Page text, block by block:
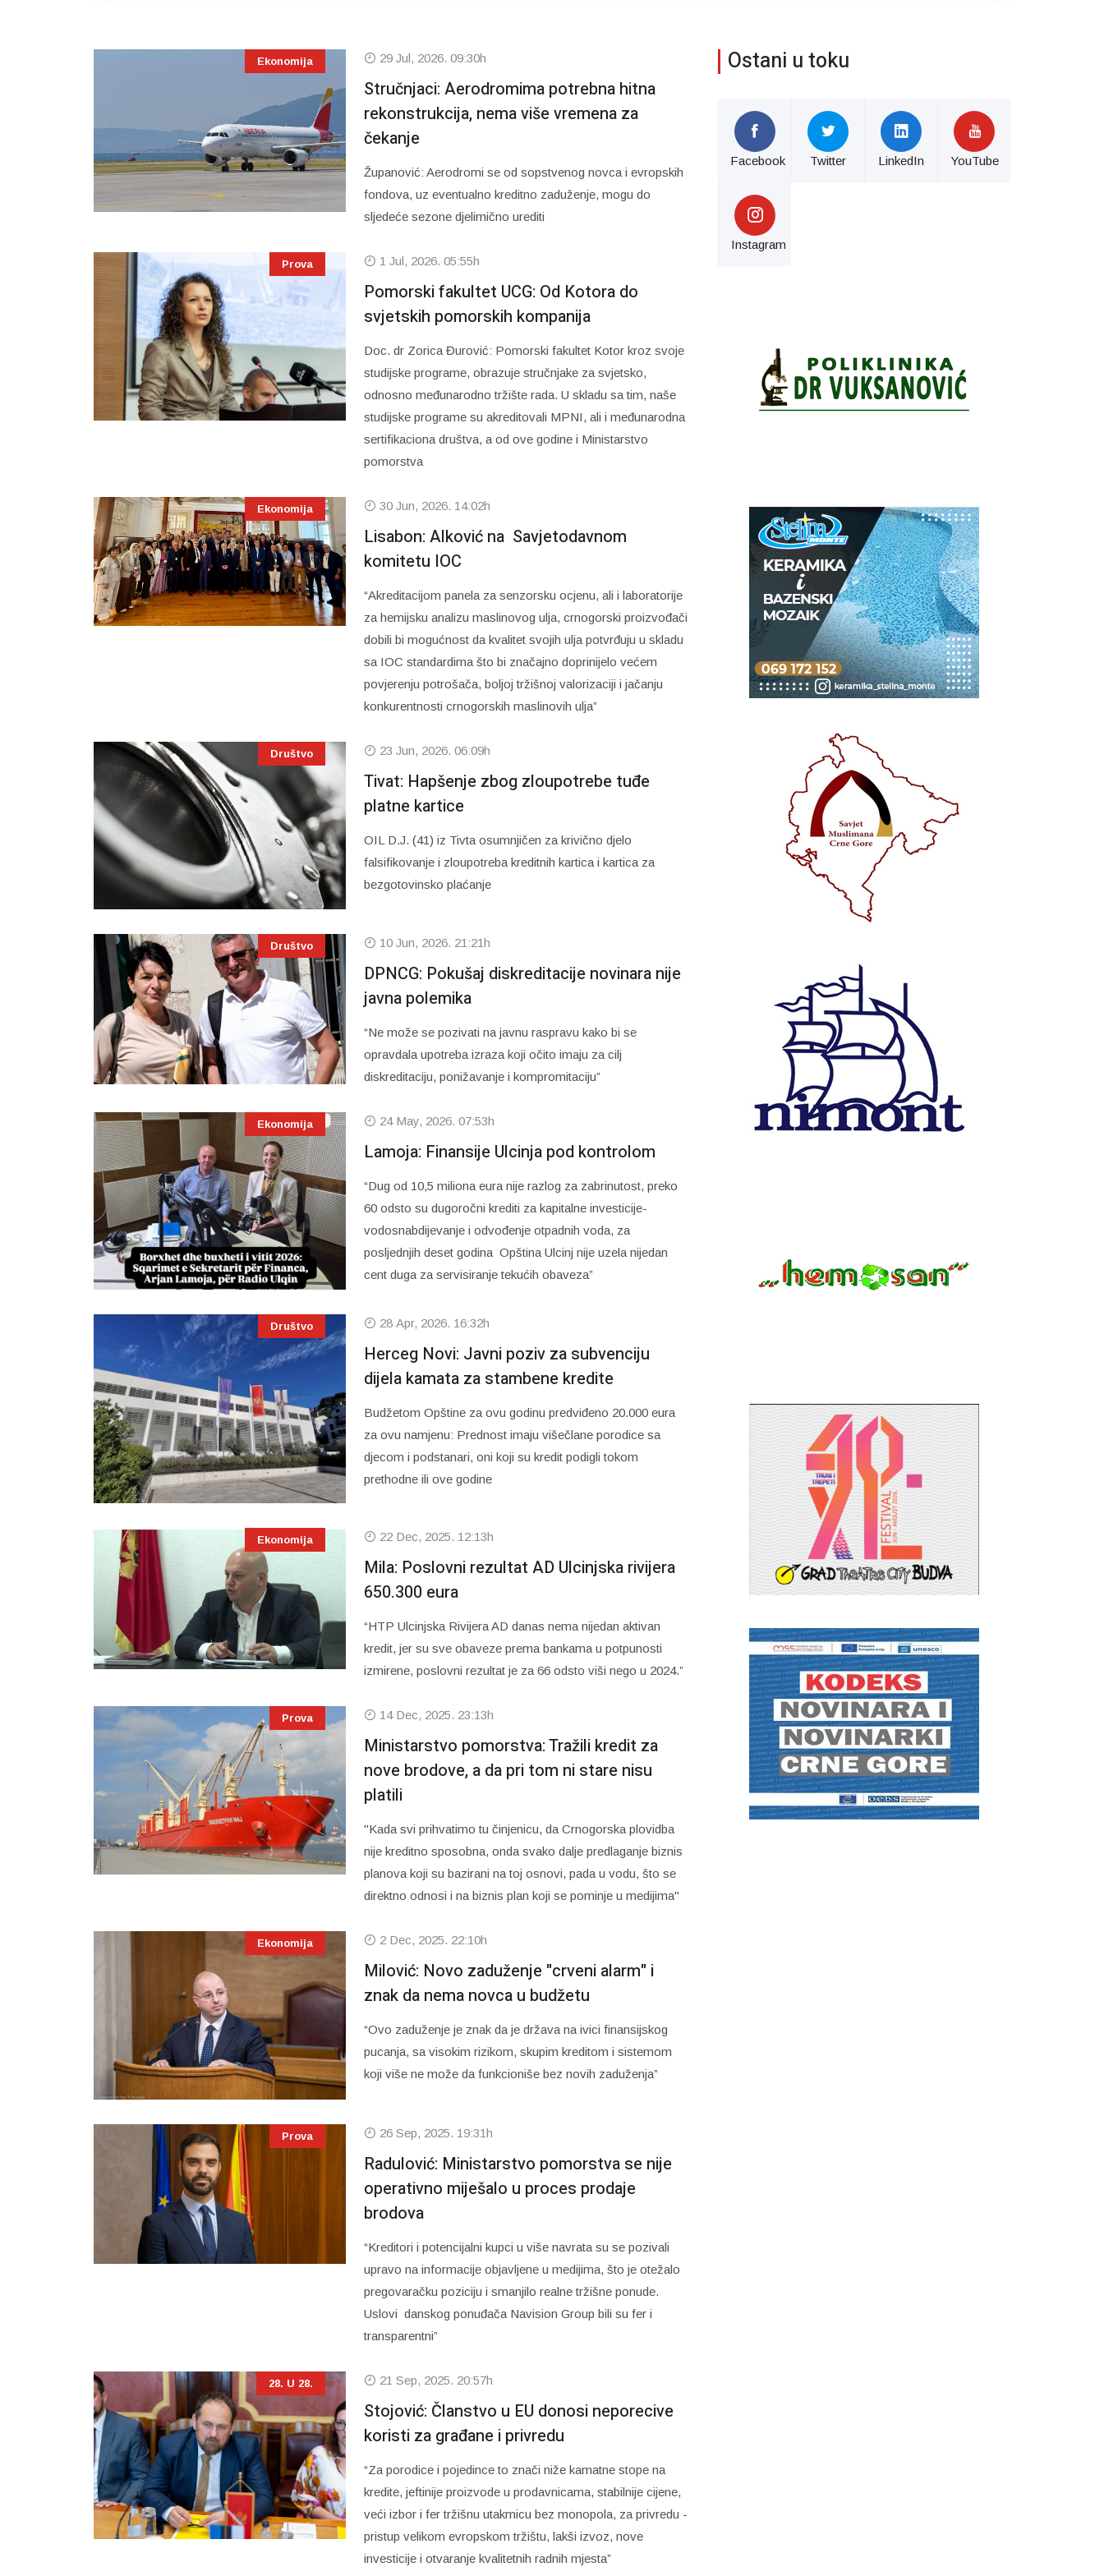
Ekonomija 29 Jul, 2026. 09:30h
Stručnjaci: Aerodromima potrebna hitna
rekonstrukcija, nema više vremena za
čekanje
Županović: Aerodromi se od sopstvenog novca i evropskih
fondova, uz eventualno kreditno zaduženje, mogu do
sljedeće sezone djelimično urediti
Prova 1 Jul, 2026. 05:55h
Pomorski fakultet UCG: Od Kotora do
svjetskih pomorskih kompanija
Doc. dr Zorica Đurović: Pomorski fakultet Kotor kroz svoje
studijske programe, obrazuje stručnjake za svjetsko,
odnosno međunarodno tržište rada. U skladu sa tim, naše
studijske programe su akreditovali MPNI, ali i međunarodna
sertifikaciona društva, a od ove godine i Ministarstvo
pomorstva
Ekonomija 30 Jun, 2026. 14:02h
Lisabon: Alković na Savjetodavnom
komitetu IOC
“Akreditacijom panela za senzorsku ocjenu, ali i laboratorije
za hemijsku analizu maslinovog ulja, crnogorski proizvođači
dobili bi mogućnost da kvalitet svojih ulja potvrđuju u skladu
sa IOC standardima što bi značajno doprinijelo većem
povjerenju potrošača, boljoj tržišnoj valorizaciji i jačanju
konkurentnosti crnogorskih maslinovih ulja”
Društvo 23 Jun, 2026. 06:09h
Tivat: Hapšenje zbog zloupotrebe tuđe
platne kartice
OIL D.J. (41) iz Tivta osumnjičen za krivično djelo
falsifikovanje i zloupotreba kreditnih kartica i kartica za
bezgotovinsko plaćanje
Društvo 10 Jun, 2026. 21:21h
DPNCG: Pokušaj diskreditacije novinara nije
javna polemika
“Ne može se pozivati na javnu raspravu kako bi se
opravdala upotreba izraza koji očito imaju za cilj
diskreditaciju, ponižavanje i kompromitaciju”
Ekonomija 24 May, 2026. 07:53h
Lamoja: Finansije Ulcinja pod kontrolom
“Dug od 10,5 miliona eura nije razlog za zabrinutost, preko
60 odsto su dugoročni krediti za kapitalne investicije-
vodosnabdijevanje i odvođenje otpadnih voda, za
posljednjih deset godina Opština Ulcinj nije uzela nijedan
cent duga za servisiranje tekućih obaveza”
Društvo 28 Apr, 2026. 16:32h
Herceg Novi: Javni poziv za subvenciju
dijela kamata za stambene kredite
Budžetom Opštine za ovu godinu predviđeno 20.000 eura
za ovu namjenu: Prednost imaju višečlane porodice sa
djecom i podstanari, oni koji su kredit podigli tokom
prethodne ili ove godine
Ekonomija 22 Dec, 2025. 12:13h
Mila: Poslovni rezultat AD Ulcinjska rivijera
650.300 eura
“HTP Ulcinjska Rivijera AD danas nema nijedan aktivan
kredit, jer su sve obaveze prema bankama u potpunosti
izmirene, poslovni rezultat je za 66 odsto viši nego u 2024.”
Prova 14 Dec, 2025. 23:13h
Ministarstvo pomorstva: Tražili kredit za
nove brodove, a da pri tom ni stare nisu
platili
"Kada svi prihvatimo tu činjenicu, da Crnogorska plovidba
nije kreditno sposobna, onda svako dalje predlaganje biznis
planova koji su bazirani na toj osnovi, pada u vodu, što se
direktno odnosi i na biznis plan koji se pominje u medijima"
Ekonomija 2 Dec, 2025. 22:10h
Milović: Novo zaduženje "crveni alarm" i
znak da nema novca u budžetu
“Ovo zaduženje je znak da je država na ivici finansijskog
pucanja, sa visokim rizikom, skupim kreditom i sistemom
koji više ne može da funkcioniše bez novih zaduženja”
Prova 26 Sep, 2025. 19:31h
Radulović: Ministarstvo pomorstva se nije
operativno miješalo u proces prodaje
brodova
“Kreditori i potencijalni kupci u više navrata su se pozivali
upravo na informacije objavljene u medijima, što je otežalo
pregovaračku poziciju i smanjilo realne tržišne ponude.
Uslovi danskog ponuđača Navision Group bili su fer i
transparentni”
28. U 28. 21 Sep, 2025. 20:57h
Stojović: Članstvo u EU donosi neporecive
koristi za građane i privredu
“Za porodice i pojedince to znači niže kamatne stope na
kredite, jeftinije proizvode u prodavnicama, stabilnije cijene,
veći izbor i fer tržišnu utakmicu bez monopola, za privredu -
pristup velikom evropskom tržištu, lakši izvoz, nove
investicije i otvaranje kvalitetnih radnih mjesta”
Ostani u toku
Facebook Twitter LinkedIn YouTube
Instagram